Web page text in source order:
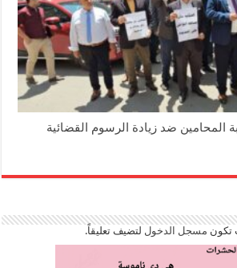
المحامين ضد زيادة الرسوم القضائية
تكون مسجل الدخوللتضيف تعليقاً.